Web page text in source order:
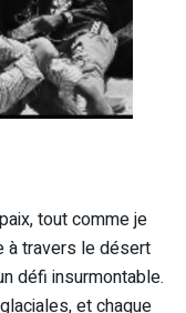
tout comme je
à travers le désert
défi insurmontable.
et chaque